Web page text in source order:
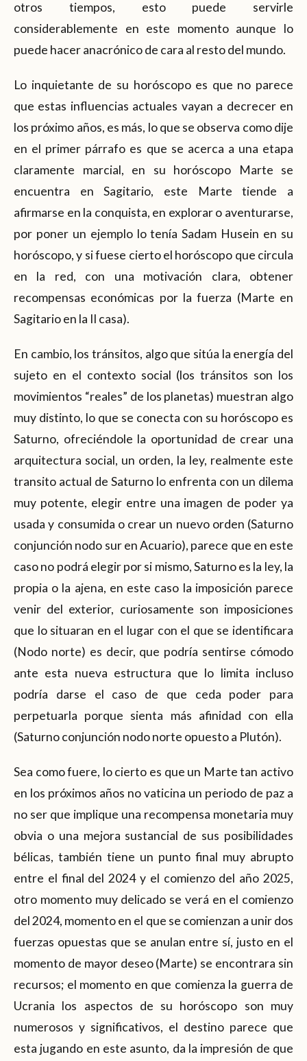
otros tiempos, esto puede servirle
considerablemente en este momento aunque lo
puede hacer anacrónico de cara al resto del mundo.
Lo inquietante de su horóscopo es que no parece
que estas influencias actuales vayan a decrecer en
los próximo años, es más, lo que se observa como dije
en el primer párrafo es que se acerca a una etapa
claramente marcial, en su horóscopo Marte se
encuentra en Sagitario, este Marte tiende a
afirmarse en la conquista, en explorar o aventurarse,
por poner un ejemplo lo tenía Sadam Husein en su
horóscopo, y si fuese cierto el horóscopo que circula
en la red, con una motivación clara, obtener
recompensas económicas por la fuerza (Marte en
Sagitario en la II casa).
En cambio, los tránsitos, algo que sitúa la energía del
sujeto en el contexto social (los tránsitos son los
movimientos “reales” de los planetas) muestran algo
muy distinto, lo que se conecta con su horóscopo es
Saturno, ofreciéndole la oportunidad de crear una
arquitectura social, un orden, la ley, realmente este
transito actual de Saturno lo enfrenta con un dilema
muy potente, elegir entre una imagen de poder ya
usada y consumida o crear un nuevo orden (Saturno
conjunción nodo sur en Acuario), parece que en este
caso no podrá elegir por si mismo, Saturno es la ley, la
propia o la ajena, en este caso la imposición parece
venir del exterior, curiosamente son imposiciones
que lo situaran en el lugar con el que se identificara
(Nodo norte) es decir, que podría sentirse cómodo
ante esta nueva estructura que lo limita incluso
podría darse el caso de que ceda poder para
perpetuarla porque sienta más afinidad con ella
(Saturno conjunción nodo norte opuesto a Plutón).
Sea como fuere, lo cierto es que un Marte tan activo
en los próximos años no vaticina un periodo de paz a
no ser que implique una recompensa monetaria muy
obvia o una mejora sustancial de sus posibilidades
bélicas, también tiene un punto final muy abrupto
entre el final del 2024 y el comienzo del año 2025,
otro momento muy delicado se verá en el comienzo
del 2024, momento en el que se comienzan a unir dos
fuerzas opuestas que se anulan entre sí, justo en el
momento de mayor deseo (Marte) se encontrara sin
recursos; el momento en que comienza la guerra de
Ucrania los aspectos de su horóscopo son muy
numerosos y significativos, el destino parece que
esta jugando en este asunto, da la impresión de que